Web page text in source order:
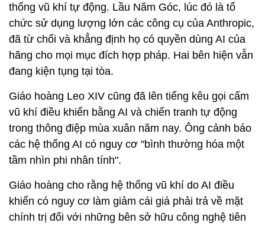
thống vũ khí tự động. Lầu Năm Góc, lúc đó là tổ
chức sử dụng lượng lớn các công cụ của Anthropic,
đã từ chối và khẳng định họ có quyền dùng AI của
hãng cho mọi mục đích hợp pháp. Hai bên hiện vẫn
đang kiện tụng tại tòa.
Giáo hoàng Leo XIV cũng đã lên tiếng kêu gọi cấm
vũ khí điều khiển bằng AI và chiến tranh tự động
trong thông điệp mùa xuân năm nay. Ông cảnh báo
các hệ thống AI có nguy cơ "bình thường hóa một
tầm nhìn phi nhân tính".
Giáo hoàng cho rằng hệ thống vũ khí do AI điều
khiển có nguy cơ làm giảm cái giá phải trả về mặt
chính trị đối với những bên sở hữu công nghệ tiên